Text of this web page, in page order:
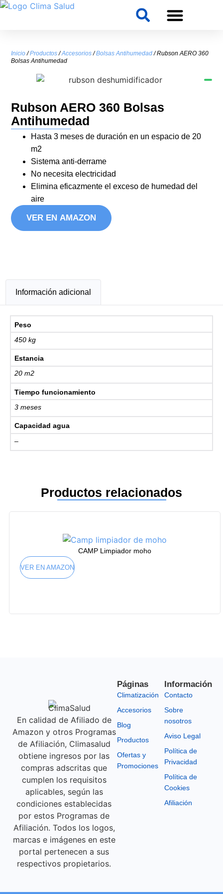
Inicio/Productos/Accesorios/Bolsas Antihumedad/ Rubson AERO 360
Bolsas Antihumedad
Rubson AERO 360 Bolsas
Antihumedad
Hasta 3 meses de duración en un espacio de 20
m2
Sistema anti-derrame
No necesita electricidad
Elimina eficazmente el exceso de humedad del
aire
VER EN AMAZON
Información adicional
Peso
450 kg
Estancia
20 m2
Tiempo funcionamiento
3 meses
Capacidad agua
–
Productos relacionados
CAMP Limpiador moho
VER EN AMAZON
En calidad de Afiliado de
Amazon y otros Programas
de Afiliación, Climasalud
obtiene ingresos por las
compras adscritas que
cumplen los requisitos
aplicables, según las
condiciones establecidas
por estos Programas de
Afiliación. Todos los logos,
marcas e imágenes en este
portal pertenecen a sus
respectivos propietarios.
Páginas
Climatización
Accesorios
Blog
Productos
Ofertas y
Promociones
Información
Contacto
Sobre
nosotros
Aviso Legal
Política de
Privacidad
Política de
Cookies
Afiliación